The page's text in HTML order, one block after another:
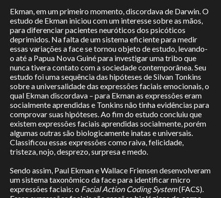
Projeto Vazou
Publicações
Publications
Contato
Contact
Ekman, em um primeiro momento, discordava de Darwin. O
estudo de Ekman iniciou com um interesse sobre as mãos,
para diferenciar pacientes neuróticos dos psicóticos
deprimidos. Na falta de um sistema eficiente para medir
essas variações a face se tornou objeto de estudo, levando-
o até a Papua Nova Guiné para investigar uma tribo que
nunca tivera contato com a sociedade contemporânea. Seu
estudo foi uma sequência das hipóteses de Silvan Tonkins
sobre a universalidade das expressões faciais emocionais, o
qual Ekman discordava – para Ekman as expressões eram
socialmente aprendidas e Tonkins não tinha evidências para
comprovar suas hipóteses. Ao fim do estudo concluiu que
existem expressões faciais aprendidas socialmente, porém
algumas outras são biologicamente inatas e universais.
Classificou essas expressões como raiva, felicidade,
tristeza, nojo, desprezo, surpresa e medo.
Sendo assim, Paul Ekman e Wallace Friensen desenvolveram
um sistema taxonômico da face para identificar micro
expressões faciais: o Facial Action Coding System(FACS).